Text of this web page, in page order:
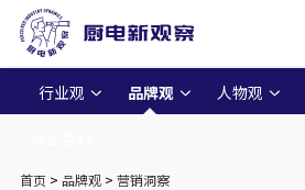
行业观 品牌观 人物观
首页> 品牌观> 营销洞察